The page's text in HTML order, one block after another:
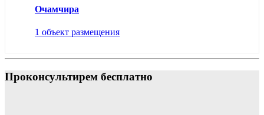
Очамчира
1 объект размещения
Проконсультирем бесплатно